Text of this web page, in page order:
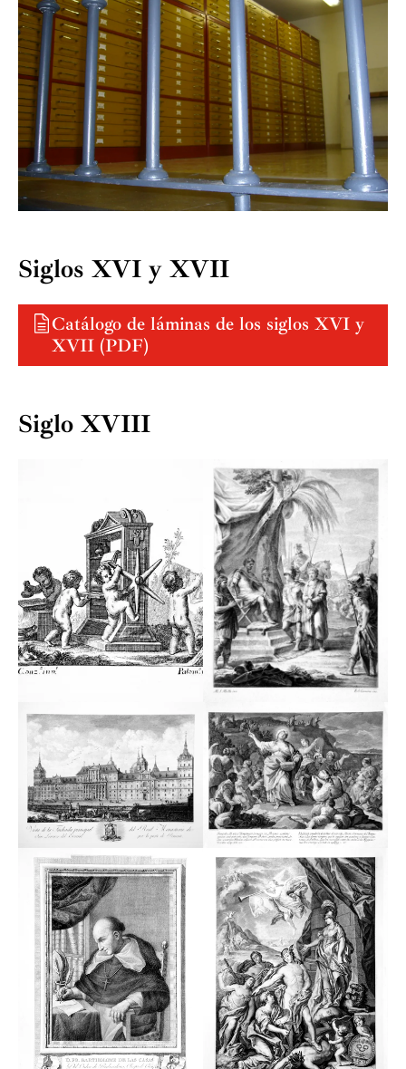
Siglos XVI y XVII
Catálogo de láminas de los siglos XVI y
XVII (PDF)
Siglo XVIII